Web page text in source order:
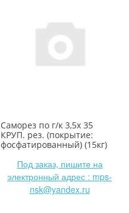
Саморез по г/к 3,5х 35
КРУП. рез. (покрытие:
фосфатированный) (15кг)
Под заказ, пишите на
электронный адрес : mps-
nsk@yandex.ru